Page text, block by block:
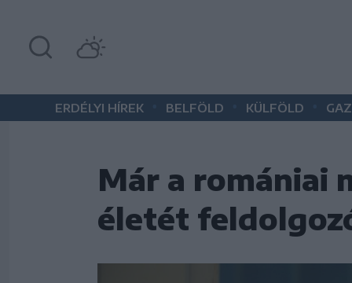
ERDÉLYI HÍREK BELFÖLD KÜLFÖLD
Már a romániai
életét